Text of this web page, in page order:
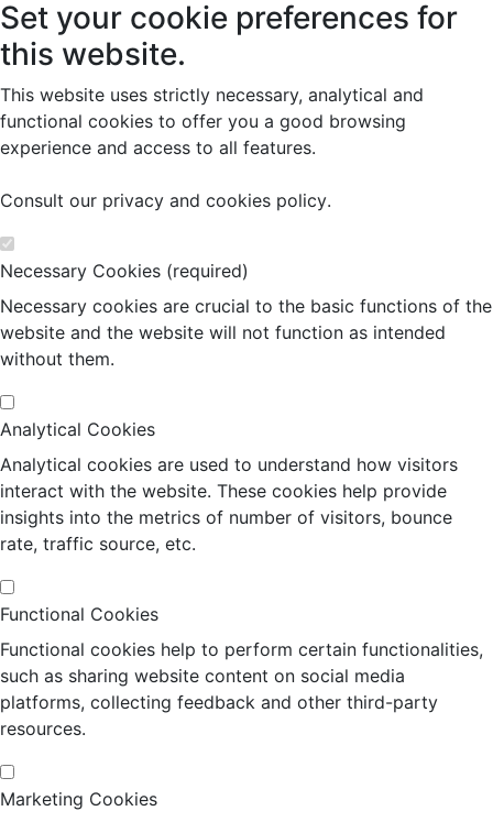
Set your cookie preferences for
this website.
This website uses strictly necessary, analytical and
functional cookies to offer you a good browsing
experience and access to all features.
Consult our privacy and cookies policy.
Necessary Cookies (required)
Necessary cookies are crucial to the basic functions of the
website and the website will not function as intended
without them.
Analytical Cookies
Analytical cookies are used to understand how visitors
interact with the website. These cookies help provide
insights into the metrics of number of visitors, bounce
rate, traffic source, etc.
Functional Cookies
Functional cookies help to perform certain functionalities,
such as sharing website content on social media
platforms, collecting feedback and other third-party
resources.
Marketing Cookies